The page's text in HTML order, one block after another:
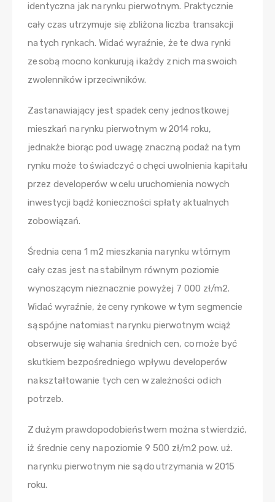
identyczna jak na rynku pierwotnym. Praktycznie
cały czas utrzymuje się zbliżona liczba transakcji
na tych rynkach. Widać wyraźnie, że te dwa rynki
ze sobą mocno konkurują i każdy z nich ma swoich
zwolenników i przeciwników.
Zastanawiający jest spadek ceny jednostkowej
mieszkań na rynku pierwotnym w 2014 roku,
jednakże biorąc pod uwagę znaczną podaż na tym
rynku może to świadczyć o chęci uwolnienia kapitału
przez developerów w celu uruchomienia nowych
inwestycji bądź konieczności spłaty aktualnych
zobowiązań.
Średnia cena 1 m2 mieszkania na rynku wtórnym
cały czas jest na stabilnym równym poziomie
wynoszącym nieznacznie powyżej 7 000 zł/m2.
Widać wyraźnie, że ceny rynkowe w tym segmencie
są spójne natomiast na rynku pierwotnym wciąż
obserwuje się wahania średnich cen, co może być
skutkiem bezpośredniego wpływu developerów
na kształtowanie tych cen w zależności od ich
potrzeb.
Z dużym prawdopodobieństwem można stwierdzić,
iż średnie ceny na poziomie 9 500 zł/m2 pow. uż.
na rynku pierwotnym nie są do utrzymania w 2015
roku.